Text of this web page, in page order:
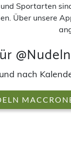
Sportarten
Über unsere
nach